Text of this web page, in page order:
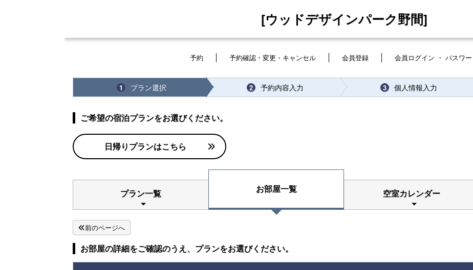
[ウッドデザインパーク野間]
予約 予約確認・変更・キャンセル 会員登録 会員ログイン ・ パスワ
1 プラン選択 2 予約内容入力 3 個人情報入力
ご希望の宿泊プランをお選びください。
日帰りプランはこちら
プラン一覧 お部屋一覧 空室カレンダー
前のページへ
お部屋の詳細をご確認のうえ、プランをお選びください。